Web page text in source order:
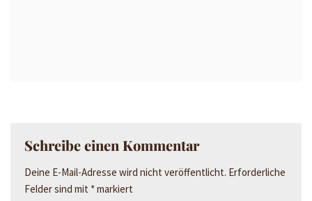
Schreibe einen Kommentar
Deine E-Mail-Adresse wird nicht veröffentlicht. Erforderliche
Felder sind mit *markiert